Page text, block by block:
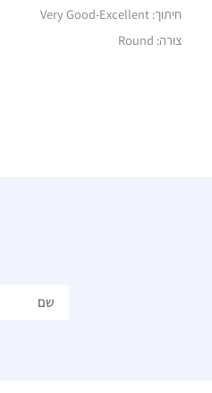
חיתוך: Very Good-Excellent
צורה: Round